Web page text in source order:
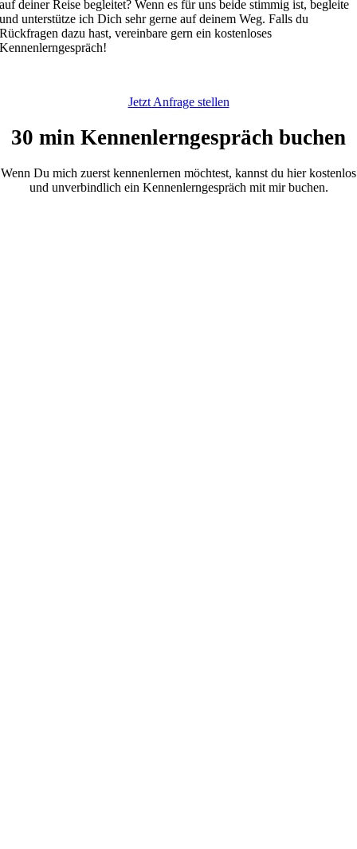
auf deiner Reise begleitet? Wenn es für uns beide stimmig ist, begleite
und unterstütze ich Dich sehr gerne auf deinem Weg. Falls du
Rückfragen dazu hast, vereinbare gern ein kostenloses
Kennenlerngespräch!
Jetzt Anfrage stellen
30 min Kennenlerngespräch buchen
Wenn Du mich zuerst kennenlernen möchtest, kannst du hier kostenlos
und unverbindlich ein Kennenlerngespräch mit mir buchen.